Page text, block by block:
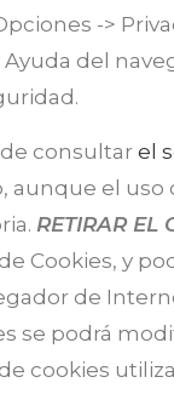
->
Ayuda del
consultar el
aunque el
RETIRAR EL
Cookies, y
de
se podrá
cookies